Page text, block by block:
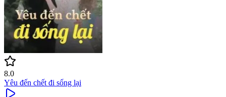
8.0
Yêu đến chết đi sống lại